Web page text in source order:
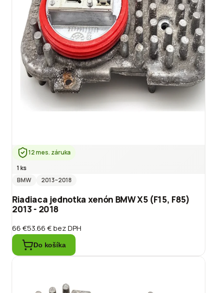
12 mes. záruka
1 ks
BMW
2013–2018
Riadiaca jednotka xenón BMW X5 (F15, F85)
2013 - 2018
66 €53.66 €bez DPH
Do košíka